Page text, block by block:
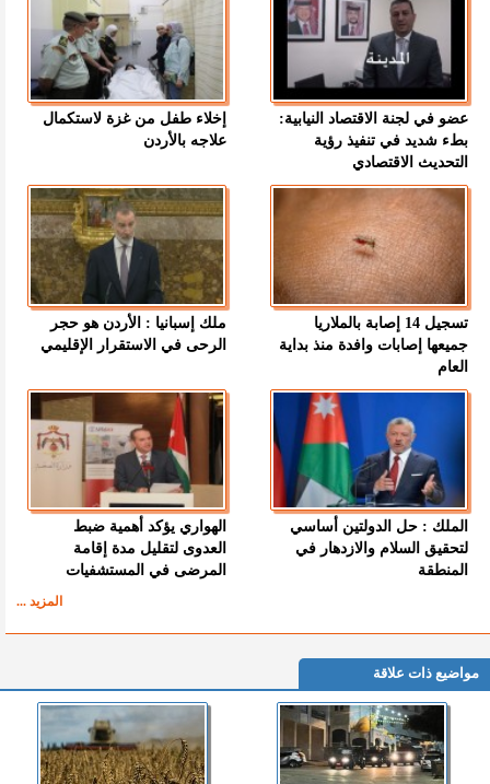
عضو في لجنة الاقتصاد النيابية:
بطء شديد في تنفيذ رؤية
التحديث الاقتصادي
إخلاء طفل من غزة لاستكمال
علاجه بالأردن
تسجيل 14 إصابة بالملاريا
جميعها إصابات وافدة منذ بداية
العام
ملك إسبانيا : الأردن هو حجر
الرحى في الاستقرار الإقليمي
الملك : حل الدولتين أساسي
لتحقيق السلام والازدهار في
المنطقة
الهواري يؤكد أهمية ضبط
العدوى لتقليل مدة إقامة
المرضى في المستشفيات
المزيد ...
مواضيع ذات علاقة